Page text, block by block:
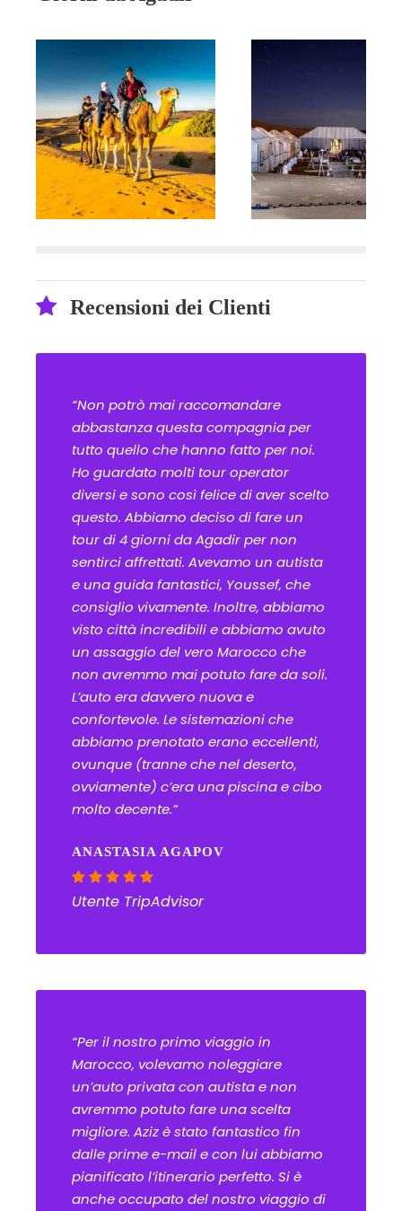
Recensioni dei Clienti
“Non potrò mai raccomandare
abbastanza questa compagnia per
tutto quello che hanno fatto per noi.
Ho guardato molti tour operator
diversi e sono così felice di aver scelto
questo. Abbiamo deciso di fare un
tour di 4 giorni da Agadir per non
sentirci affrettati. Avevamo un autista
e una guida fantastici, Youssef, che
consiglio vivamente. Inoltre, abbiamo
visto città incredibili e abbiamo avuto
un assaggio del vero Marocco che
non avremmo mai potuto fare da soli.
L’auto era davvero nuova e
confortevole. Le sistemazioni che
abbiamo prenotato erano eccellenti,
ovunque (tranne che nel deserto,
ovviamente) c’era una piscina e cibo
molto decente.”
ANASTASIA AGAPOV
Utente TripAdvisor
“Per il nostro primo viaggio in
Marocco, volevamo noleggiare
un’auto privata con autista e non
avremmo potuto fare una scelta
migliore. Aziz è stato fantastico fin
dalle prime e-mail e con lui abbiamo
pianificato l’itinerario perfetto. Si è
anche occupato del nostro viaggio di